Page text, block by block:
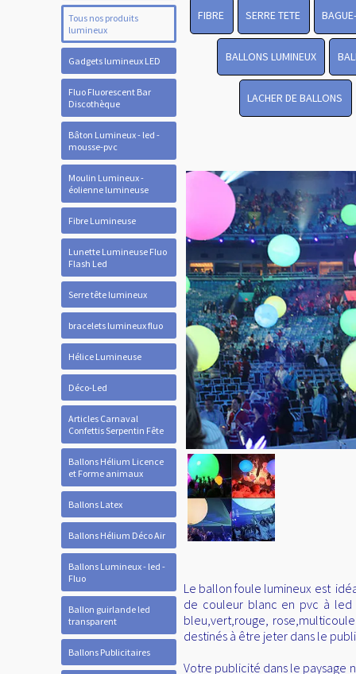
Tous nos produits
lumineux
Gadgets lumineux LED
Fluo Fluorescent Bar
Discothèque
Bâton Lumineux - led -
mousse-pvc
Moulin Lumineux -
éolienne lumineuse
Fibre Lumineuse
Lunette Lumineuse Fluo
Flash Led
Serre tête lumineux
bracelets lumineux fluo
Hélice Lumineuse
Déco-Led
Articles Carnaval
Confettis Serpentin Fête
Ballons Hélium Licence
et Forme animaux
Ballons Latex
Ballons Hélium Déco Air
Ballons Lumineux - led -
Fluo
Ballon guirlande led
transparent
Ballons Publicitaires
FIBRE SERRE TETE
BALLONS LUMINEUX
LACHER DE BALLONS
Le ballon foule lumineux est
de couleur blanc en pvc à
bleu,vert,rouge,
destinés à être jeter dans le
Votre publicité dans le paysage